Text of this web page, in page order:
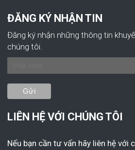
ĐĂNG KÝ NHẬN TIN
Đăng ký nhận những thông tin
chúng tôi.
LIÊN HỆ VỚI CHÚNG TÔI
Nếu bạn cần tư vấn hãy liên hệ với